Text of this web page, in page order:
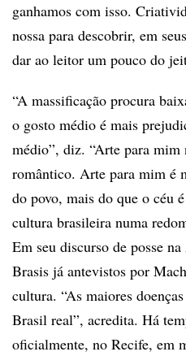
ganhamos com isso.
nossa para descobrir, em
dar ao leitor um pouco do
“A massificação procura
o gosto médio é mais
médio”, diz. “Arte para mim
romântico. Arte para mim é
do povo, mais do que o céu
cultura brasileira numa
Em seu discurso de posse
Brasis já antevistos por
cultura. “As maiores
Brasil real”, acredita. Há
oficialmente, no Recife, em